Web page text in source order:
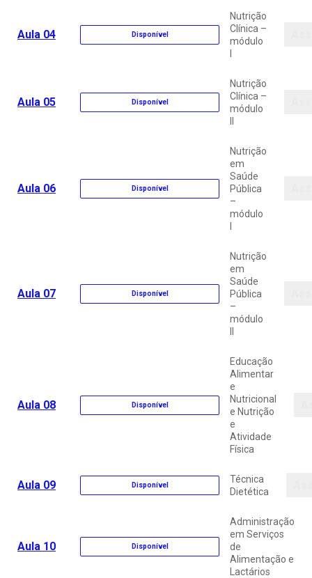
Aula 04 Disponível
Nutrição
Clínica –
módulo
Aula 05 Disponível
Nutrição
Clínica –
módulo
Aula 06 Disponível
Nutrição
em
Saúde
Pública
–
módulo
Aula 07 Disponível
Nutrição
em
Saúde
Pública
–
módulo
Aula 08 Disponível
Educação
Alimentar
e
Nutricional
e Nutrição
e
Atividade
Física
Aula 09 Disponível
Técnica
Dietética
Aula 10 Disponível
Administração
em Serviços
de
Alimentação e
Lactários